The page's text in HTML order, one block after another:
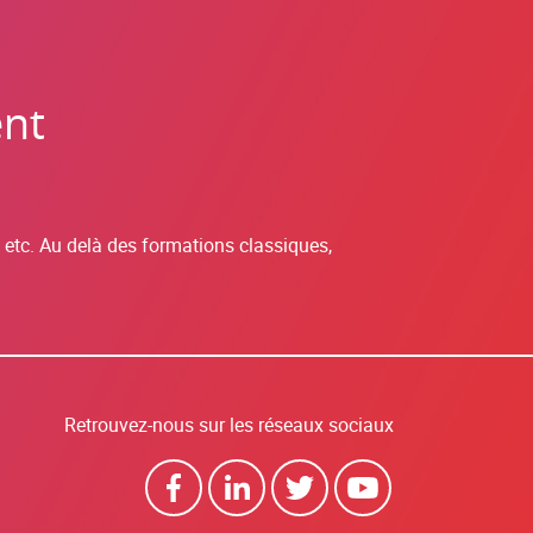
Au delà des formations classiques,
Retrouvez-nous sur les réseaux sociaux
Faceb
ook
Linked
In
Twitter Youtub
e